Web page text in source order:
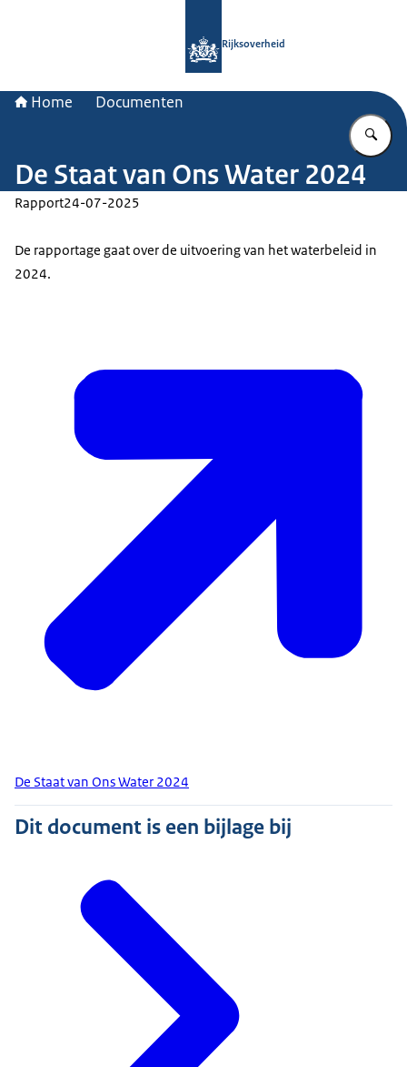
Rijksoverheid
Home Documenten
De Staat van Ons Water 2024
Rapport24-07-2025
De rapportage gaat over de uitvoering van het waterbeleid in
2024.
De Staat van Ons Water 2024
Dit document is een bijlage bij